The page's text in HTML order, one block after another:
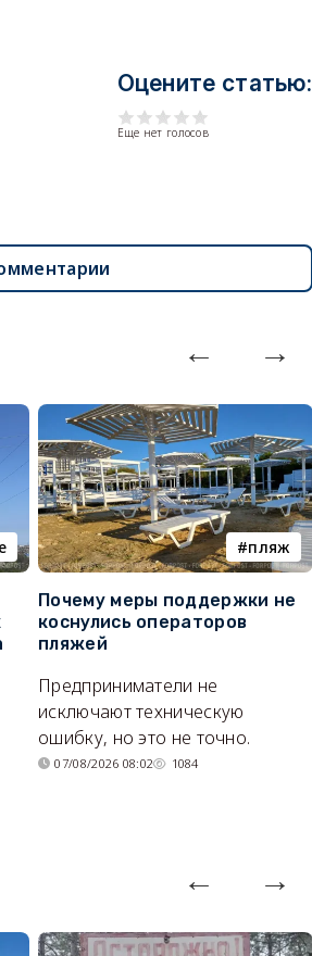
Оцените статью:
Еще нет голосов
пляж
Почему меры поддержки не
коснулись операторов
пляжей
Предприниматели не
исключают техническую
ошибку, но это не точно.
07/08/2026 08:02 1084